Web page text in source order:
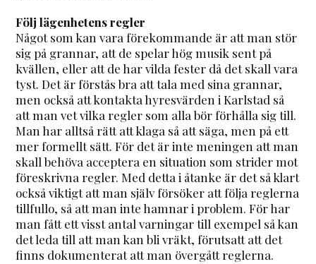
Följ lägenhetens regler
Något som kan vara förekommande är att man stör
sig på grannar, att de spelar hög musik sent på
kvällen, eller att de har vilda fester då det skall vara
tyst. Det är förstås bra att tala med sina grannar,
men också att kontakta hyresvärden i Karlstad så
att man vet vilka regler som alla bör förhålla sig till.
Man har alltså rätt att klaga så att säga, men på ett
mer formellt sätt. För det är inte meningen att man
skall behöva acceptera en situation som strider mot
föreskrivna regler. Med detta i åtanke är det så klart
också viktigt att man själv försöker att följa reglerna
tillfullo, så att man inte hamnar i problem. För har
man fått ett visst antal varningar till exempel så kan
det leda till att man kan bli vräkt, förutsatt att det
finns dokumenterat att man övergått reglerna.